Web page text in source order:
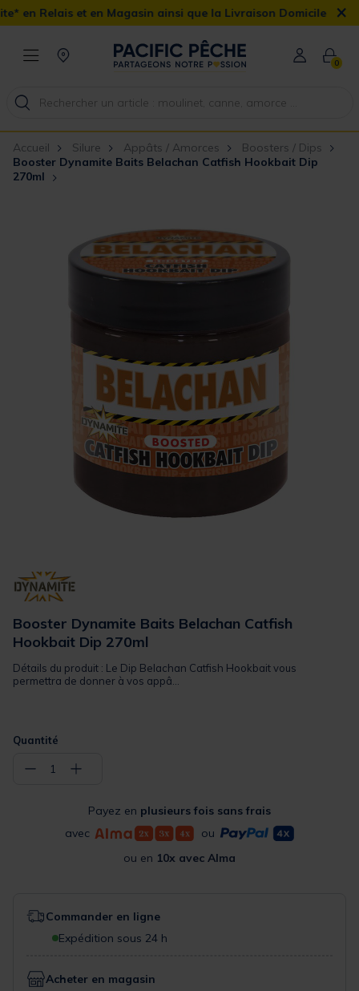
Magasin ainsi que la Livraison Domicile offerte dès 90€ ×
0
Accueil Silure Appâts / Amorces
Boosters / Dips
Booster Dynamite Baits Belachan Catfish Hookbait Dip
270ml
Booster Dynamite Baits Belachan Catfish
Hookbait Dip 270ml
Détails du produit : Le Dip Belachan Catfish Hookbait vous
permettra de donner à vos appâ...
Quantité
− 1 +
Payez en plusieurs fois sans frais
avec
ou
ou en 10x avec Alma
Commander en ligne
Expédition sous 24 h
Acheter en magasin